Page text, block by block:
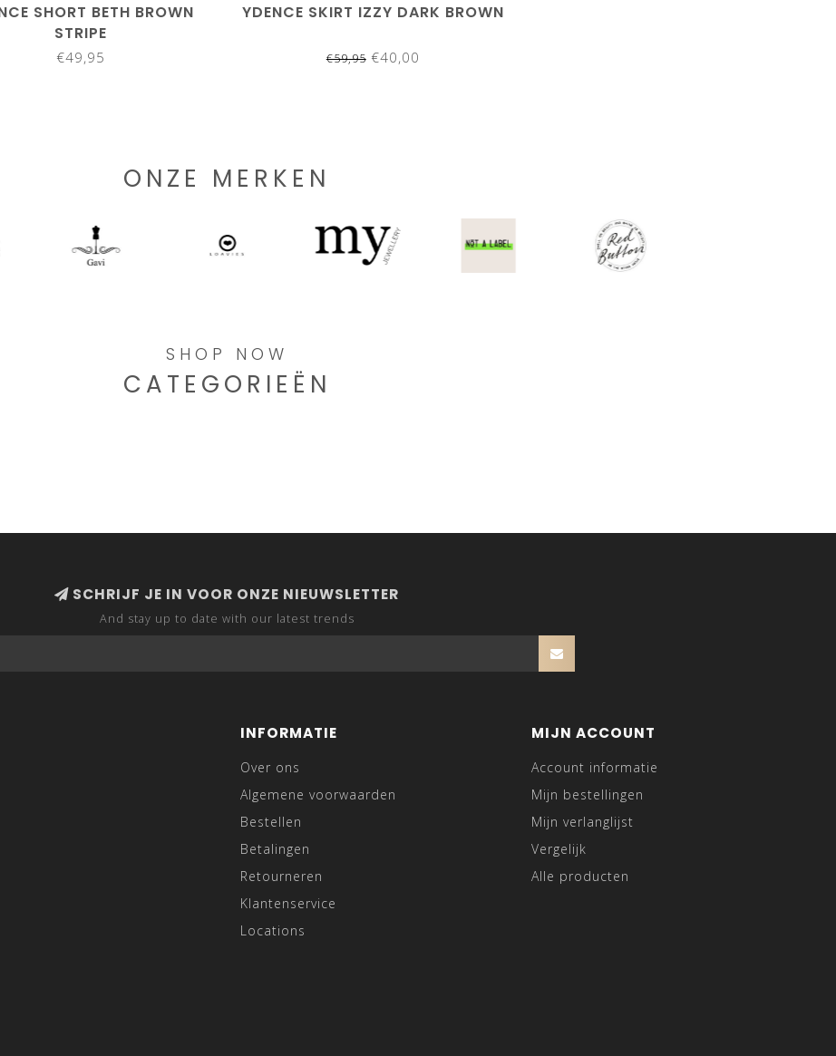
SHORT BETH BROWN
STRIPE
€49,95
YDENCE SKIRT IZZY DARK BROWN
€59,95€40,00
ONZE MERKEN
SHOP NOW
CATEGORIEËN
SCHRIJF JE IN VOOR ONZE NIEUWSLETTER
And stay up to date with our latest trends
INFORMATIE
Over ons
Algemene voorwaarden
Bestellen
Betalingen
Retourneren
Klantenservice
Locations
MIJN ACCOUNT
Account informatie
Mijn bestellingen
Mijn verlanglijst
Vergelijk
Alle producten